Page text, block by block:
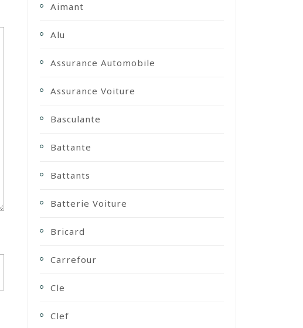
Aimant
Alu
Assurance Automobile
Assurance Voiture
Basculante
Battante
Battants
Batterie Voiture
Bricard
Carrefour
Cle
Clef